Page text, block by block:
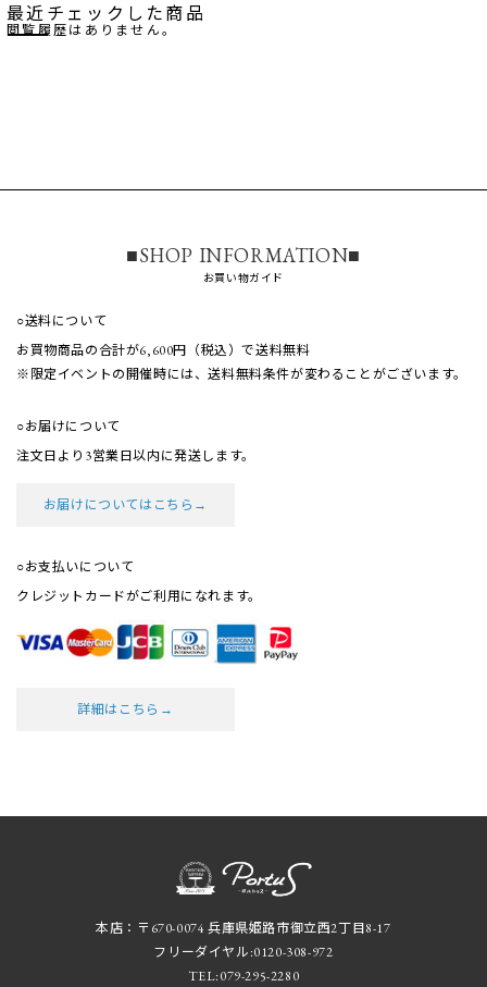
最近チェックした商品
閲覧履歴はありません。
■SHOP INFORMATION■
お買い物ガイド
○送料について
お買物商品の合計が6,600円（税込）で送料無料
※限定イベントの開催時には、送料無料条件が変わることがございます。
○お届けについて
注文日より3営業日以内に発送します。
お届けについてはこちら→
○お支払いについて
クレジットカードがご利用になれます。
詳細はこちら→
本店：〒670-0074 兵庫県姫路市御立西2丁目8-17
フリーダイヤル:0120-308-972
TEL:079-295-2280